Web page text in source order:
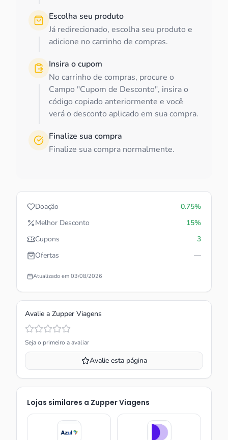
Escolha seu produto
Já redirecionado, escolha seu produto e
adicione no carrinho de compras.
Insira o cupom
No carrinho de compras, procure o
Campo "Cupom de Desconto", insira o
código copiado anteriormente e você
verá o desconto aplicado em sua compra.
Finalize sua compra
Finalize sua compra normalmente.
Doação
0.75%
Melhor Desconto
15%
Cupons
3
Ofertas
—
Atualizado em 03/08/2026
Avalie a Zupper Viagens
Seja o primeiro a avaliar
Avalie esta página
Lojas similares a Zupper Viagens